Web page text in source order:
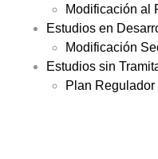
Modificación al
Estudios en
Modificación
Estudios sin
Plan Regulador